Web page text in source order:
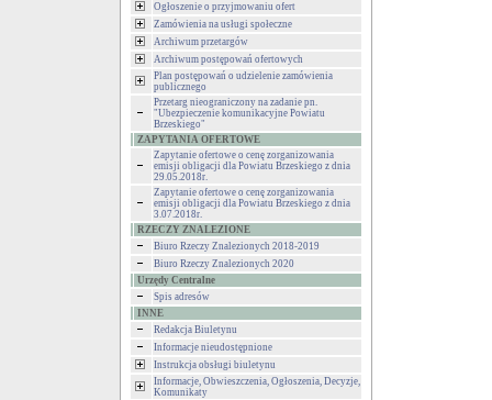
Ogłoszenie o przyjmowaniu ofert
Zamówienia na usługi społeczne
Archiwum przetargów
Archiwum postępowań ofertowych
Plan postępowań o udzielenie zamówienia
publicznego
Przetarg nieograniczony na zadanie pn.
"Ubezpieczenie komunikacyjne Powiatu
Brzeskiego"
ZAPYTANIA OFERTOWE
Zapytanie ofertowe o cenę zorganizowania
emisji obligacji dla Powiatu Brzeskiego z dnia
29.05.2018r.
Zapytanie ofertowe o cenę zorganizowania
emisji obligacji dla Powiatu Brzeskiego z dnia
3.07.2018r.
RZECZY ZNALEZIONE
Biuro Rzeczy Znalezionych 2018-2019
Biuro Rzeczy Znalezionych 2020
Urzędy Centralne
Spis adresów
INNE
Redakcja Biuletynu
Informacje nieudostępnione
Instrukcja obsługi biuletynu
Informacje, Obwieszczenia, Ogłoszenia, Decyzje,
Komunikaty